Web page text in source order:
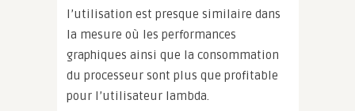
l’utilisation est presque similaire dans
la mesure où les performances
graphiques ainsi que la consommation
du processeur sont plus que profitable
pour l’utilisateur lambda.